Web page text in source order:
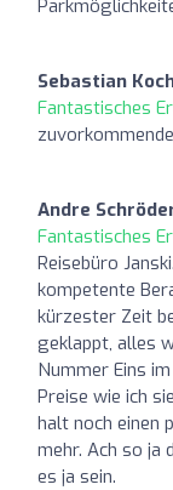
Sebastian
Fantastisches
Andre
Fantastisches
Reisebüro
kompetente
kürzester Zeit
geklappt, alles
Nummer Eins
Preise wie ich
halt noch einen
mehr. Ach so ja
es ja sein.